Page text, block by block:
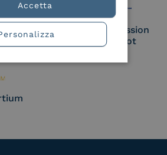
European Commission
Large Scale Pilot
Accetta